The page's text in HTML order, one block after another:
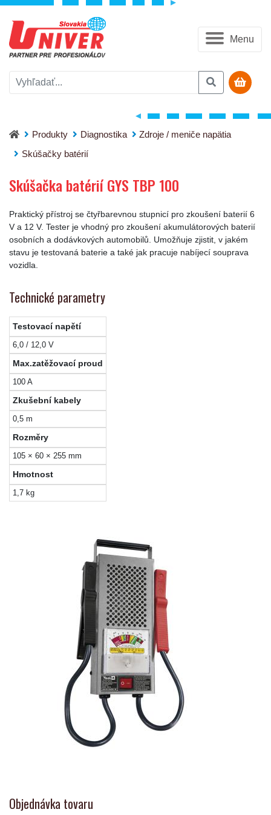
Menu
Produkty Diagnostika
Zdroje / meniče napätia
Skúšačky batérií
Skúšačka batérií GYS TBP 100
Skúšačka batérií GYS TBP 100
Praktický přístroj se čtyřbarevnou stupnicí pro zkoušení baterií 6
V a 12 V. Tester je vhodný pro zkoušení akumulátorových baterií
osobních a dodávkových automobilů. Umožňuje zjistit, v jakém
stavu je testovaná baterie a také jak pracuje nabíjecí souprava
vozidla.
Technické parametry
Testovací napětí
6,0 / 12,0 V
Max.zatěžovací proud
100 A
Zkušební kabely
0,5 m
Rozměry
105 × 60 × 255 mm
Hmotnost
1,7 kg
Objednávka tovaru